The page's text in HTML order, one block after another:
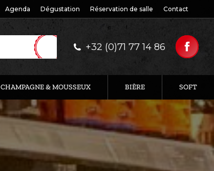
Agenda Dégustation Réservation de salle Contact
+32 (0)71 77 14 86
CHAMPAGNE & MOUSSEUX BIÈRE SOFT